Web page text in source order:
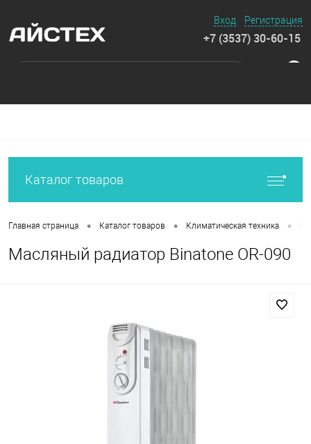
Вход Регистрация
+7 (3537) 30-60-15
Каталог товаров
Главная страница • Каталог товаров • Климатическая техника •
Масляный радиатор Binatone OR-090